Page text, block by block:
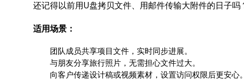
还记得以前用U盘拷贝文件、用邮件传输大附件的日子
适用场景：
团队成员共享项目文件，实时同步进展。
与朋友分享旅行照片，无需担心文件过大。
向客户传递设计稿或视频素材，设置访问权限后更安心。